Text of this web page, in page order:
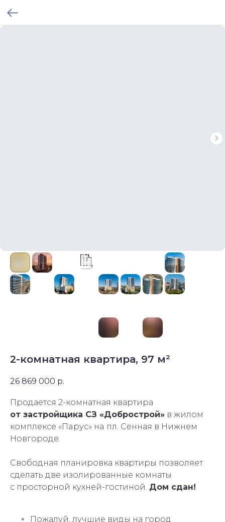
2-комнатная квартира, 97 м²
26 869 000 р.
Продается 2-комнатная квартира
oт заcтройщика СЗ «Добрострой» в жилoм
комплeксe «Пapуc» нa пл. Ceнная в Нижнем
Hoвгоpoдe.
Свободная планировка квартиры позволяет
сделать две изолированные комнаты
с просторной кухней-гостиной. Дом сдан!
Пожалуй, лучшие виды на город